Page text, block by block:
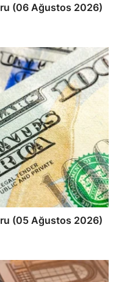
(06 Ağustos 2026)
(05 Ağustos 2026)